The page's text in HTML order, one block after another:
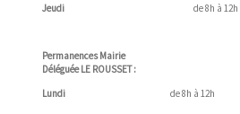
Jeudi
de 8h à 12h
Permanences Mairie
Déléguée LE ROUSSET :
Lundi
de 8h à 12h